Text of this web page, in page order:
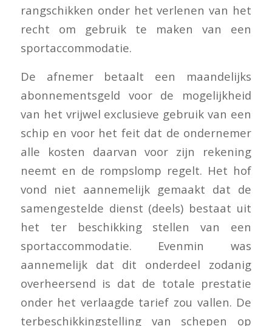
rangschikken onder het verlenen van het
recht om gebruik te maken van een
sportaccommodatie.
De afnemer betaalt een maandelijks
abonnementsgeld voor de mogelijkheid
van het vrijwel exclusieve gebruik van een
schip en voor het feit dat de ondernemer
alle kosten daarvan voor zijn rekening
neemt en de rompslomp regelt. Het hof
vond niet aannemelijk gemaakt dat de
samengestelde dienst (deels) bestaat uit
het ter beschikking stellen van een
sportaccommodatie. Evenmin was
aannemelijk dat dit onderdeel zodanig
overheersend is dat de totale prestatie
onder het verlaagde tarief zou vallen. De
terbeschikkingstelling van schepen op